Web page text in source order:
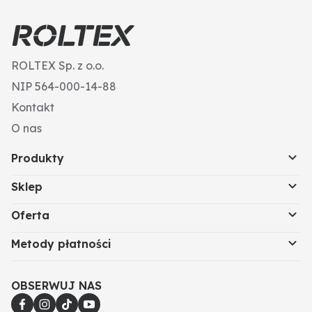
ROLTEX Sp. z o.o.
NIP 564-000-14-88
Kontakt
O nas
Produkty
Sklep
Oferta
Metody płatności
OBSERWUJ NAS